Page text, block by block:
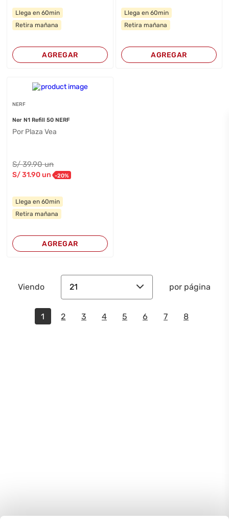
Llega en 60min
Retira mañana
AGREGAR
Llega en 60min
Retira mañana
AGREGAR
NERF
Ner N1 Refill 50 NERF
Por Plaza Vea
S/39.90 un
S/31.90 un -20%
Llega en 60min
Retira mañana
AGREGAR
Viendo 21 por página
1 2 3 4 5 6 7 8